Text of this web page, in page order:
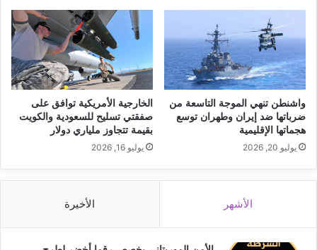
واشنطن تنهي الموجة التاسعة من
ضرباتها ضد إيران وطهران توسع
هجماتها الإقليمية
يوليو 20, 2026
الخارجية الأمريكية توافق على
صفقتي تسليح للسعودية والكويت
بقيمة تتجاوز ملياري دولار
يوليو 16, 2026
الأشهر الأخيرة